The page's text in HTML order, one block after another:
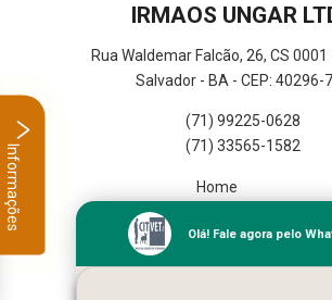
IRMAOS UNGAR
Rua Waldemar Falcão, 26, CS 0001
Salvador - BA - CEP: 40296-
(71) 99225-0628
(71) 33565-1582
Home
Missão
Olá! Fale agora pelo
Informações